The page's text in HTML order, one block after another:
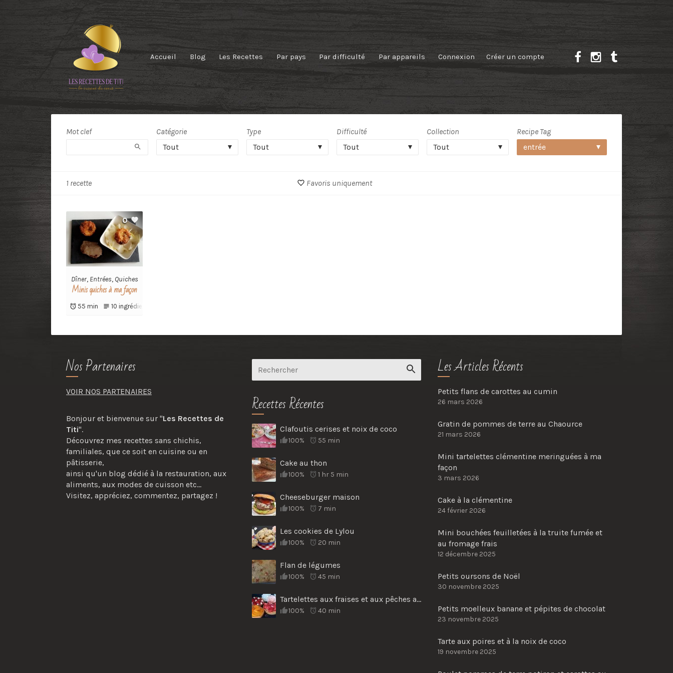
Accueil Blog Les Recettes Par pays Par difficulté Par appareils Connexion Créer un compte
Recipe
Tag:
entrée
Mot clef
Rechercher
Catégorie
Tout
Type
Tout
Difficulté
Tout
Collection
Tout
Recipe Tag
entrée
1 recette Favoris uniquement
0
Dîner, Entrées, Quiches
Minis quiches à ma façon
55 min 10 ingrédients
Nos Partenaires
VOIR NOS PARTENAIRES
Bonjour et bienvenue sur "Les Recettes de
Titi".
Découvrez mes recettes sans chichis,
familiales, que ce soit en cuisine ou en
pâtisserie,
ainsi qu'un blog dédié à la restauration, aux
aliments, aux modes de cuisson etc...
Visitez, appréciez, commentez, partagez !
Recettes Récentes
Clafoutis cerises et noix de coco
100% 55 min
Cake au thon
100% 1 hr 5 min
Cheeseburger maison
100% 7 min
Les cookies de Lylou
100% 20 min
Flan de légumes
100% 45 min
Tartelettes aux fraises et aux pêches au sirop
100% 40 min
Les Articles Récents
Petits flans de carottes au cumin
26 mars 2026
Gratin de pommes de terre au Chaource
21 mars 2026
Mini tartelettes clémentine meringuées à ma
façon
3 mars 2026
Cake à la clémentine
24 février 2026
Mini bouchées feuilletées à la truite fumée et
au fromage frais
12 décembre 2025
Petits oursons de Noël
30 novembre 2025
Petits moelleux banane et pépites de chocolat
23 novembre 2025
Tarte aux poires et à la noix de coco
19 novembre 2025